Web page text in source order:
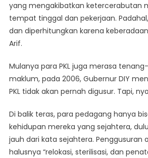
yang mengakibatkan ketercerabutan
tempat tinggal dan pekerjaan.
dan diperhitungkan karena keberadaan
Arif.
Mulanya para PKL juga merasa
maklum, pada 2006, Gubernur DIY
PKL tidak akan pernah digusur. Tapi,
Di balik teras, para pedagang hanya
kehidupan mereka yang sejahtera,
jauh dari kata sejahtera. Penggusuran
halusnya “relokasi, sterilisasi, dan